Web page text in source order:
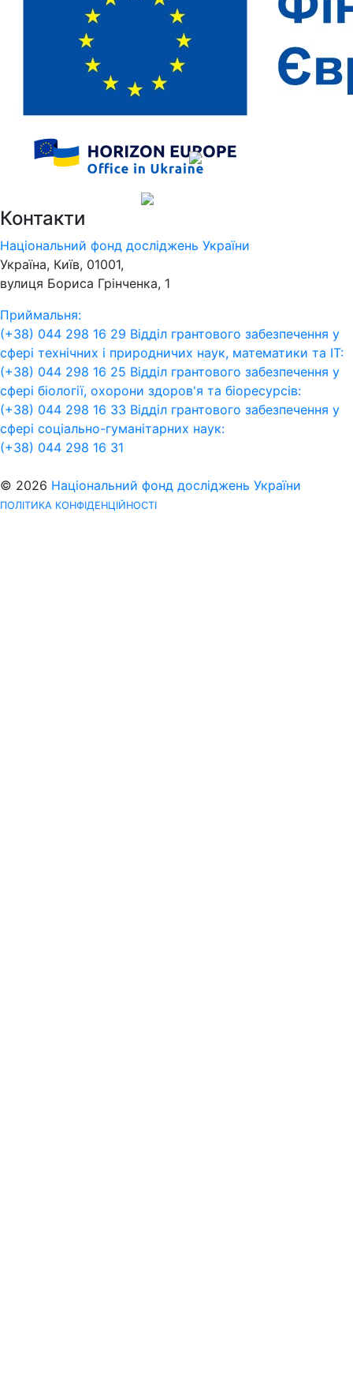
Контакти
Національний фонд досліджень України
Україна, Київ, 01001,
вулиця Бориса Грінченка, 1
Приймальня:
(+38) 044 298 16 29 Відділ грантового забезпечення у
сфері технічних і природничих наук, математики та ІТ:
(+38) 044 298 16 25 Відділ грантового забезпечення у
сфері біології, охорони здоров'я та біоресурсів:
(+38) 044 298 16 33 Відділ грантового забезпечення у
сфері соціально-гуманітарних наук:
(+38) 044 298 16 31
© 2026 Національний фонд досліджень України
ПОЛІТИКА КОНФІДЕНЦІЙНОСТІ